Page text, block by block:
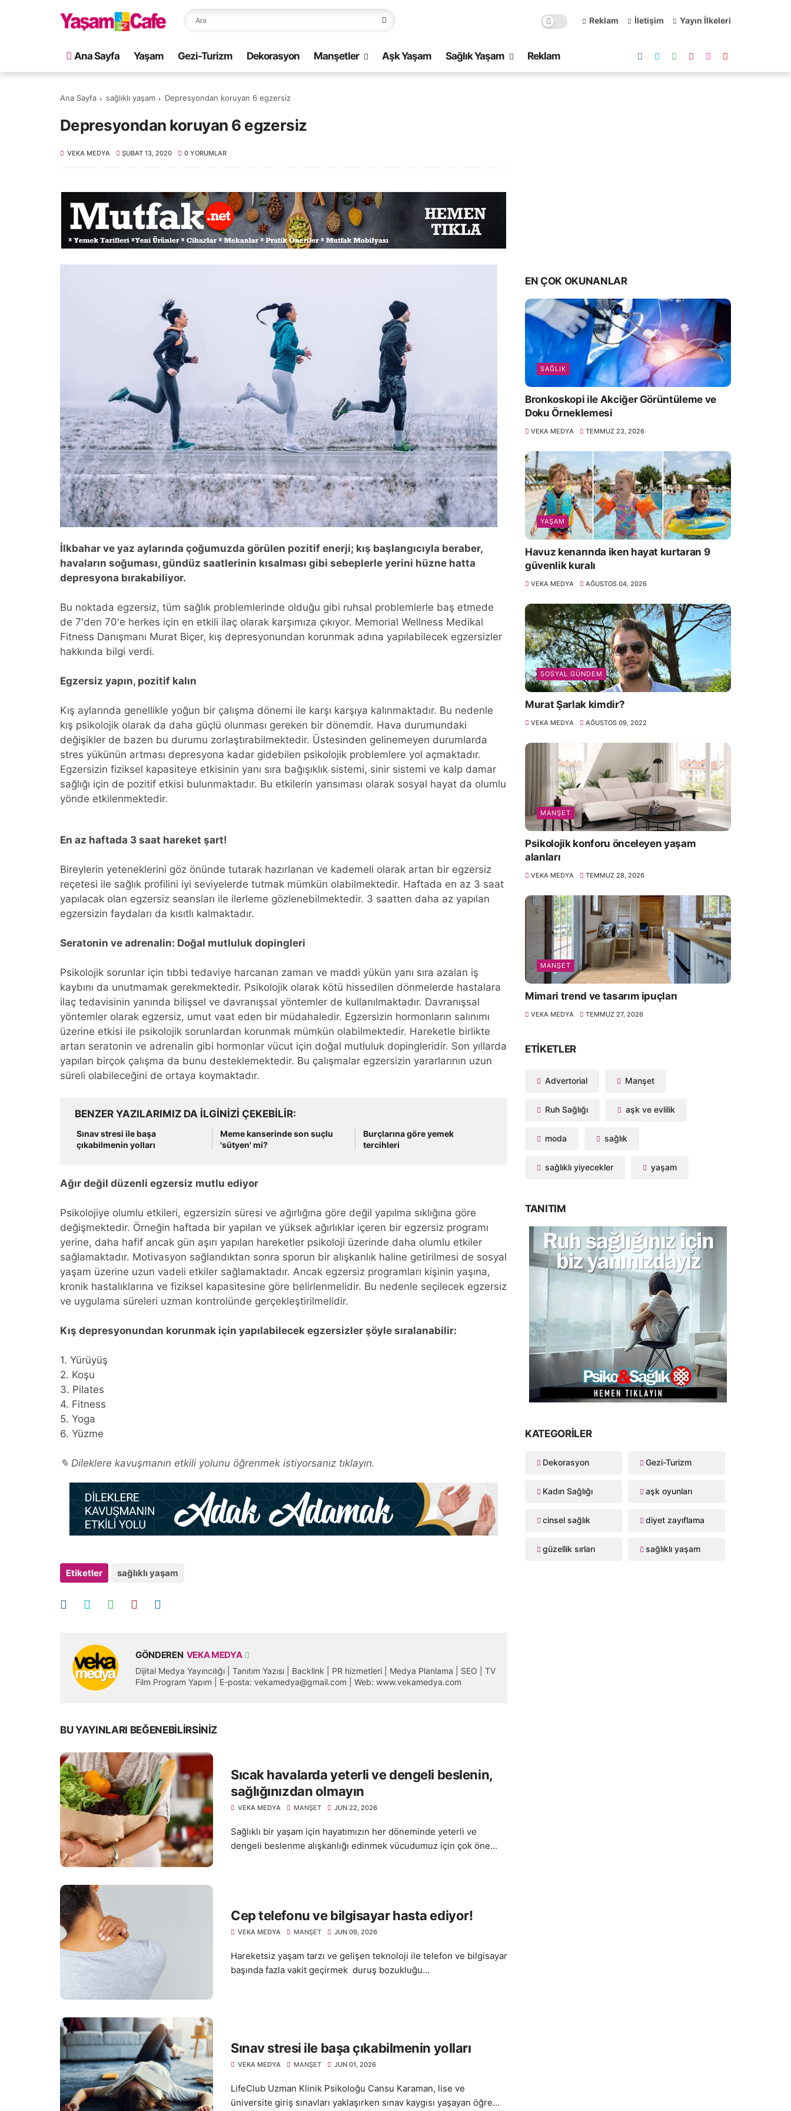
Reklam İletişim Yayın İlkeleri
Ana Sayfa Yaşam Gezi-Turizm Dekorasyon Manşetler Aşk Yaşam Sağlık Yaşam Reklam
Ana Sayfa sağlıklı yaşam Depresyondan koruyan 6 egzersiz
Depresyondan koruyan 6 egzersiz
VEKA MEDYA ŞUBAT 13, 2020 0 YORUMLAR
İlkbahar ve yaz aylarında çoğumuzda görülen pozitif enerji; kış başlangıcıyla beraber,
havaların soğuması, gündüz saatlerinin kısalması gibi sebeplerle yerini hüzne hatta
depresyona bırakabiliyor.
Bu noktada egzersiz, tüm sağlık problemlerinde olduğu gibi ruhsal problemlerle baş etmede
de 7'den 70'e herkes için en etkili ilaç olarak karşımıza çıkıyor. Memorial Wellness Medikal
Fitness Danışmanı Murat Biçer, kış depresyonundan korunmak adına yapılabilecek egzersizler
hakkında bilgi verdi.
Egzersiz yapın, pozitif kalın
Kış aylarında genellikle yoğun bir çalışma dönemi ile karşı karşıya kalınmaktadır. Bu nedenle
kış psikolojik olarak da daha güçlü olunması gereken bir dönemdir. Hava durumundaki
değişikler de bazen bu durumu zorlaştırabilmektedir. Üstesinden gelinemeyen durumlarda
stres yükünün artması depresyona kadar gidebilen psikolojik problemlere yol açmaktadır.
Egzersizin fiziksel kapasiteye etkisinin yanı sıra bağışıklık sistemi, sinir sistemi ve kalp damar
sağlığı için de pozitif etkisi bulunmaktadır. Bu etkilerin yansıması olarak sosyal hayat da olumlu
yönde etkilenmektedir.
En az haftada 3 saat hareket şart!
Bireylerin yeteneklerini göz önünde tutarak hazırlanan ve kademeli olarak artan bir egzersiz
reçetesi ile sağlık profilini iyi seviyelerde tutmak mümkün olabilmektedir. Haftada en az 3 saat
yapılacak olan egzersiz seansları ile ilerleme gözlenebilmektedir. 3 saatten daha az yapılan
egzersizin faydaları da kısıtlı kalmaktadır.
Seratonin ve adrenalin: Doğal mutluluk dopingleri
Psikolojik sorunlar için tıbbi tedaviye harcanan zaman ve maddi yükün yanı sıra azalan iş
kaybını da unutmamak gerekmektedir. Psikolojik olarak kötü hissedilen dönmelerde hastalara
ilaç tedavisinin yanında bilişsel ve davranışsal yöntemler de kullanılmaktadır. Davranışsal
yöntemler olarak egzersiz, umut vaat eden bir müdahaledir. Egzersizin hormonların salınımı
üzerine etkisi ile psikolojik sorunlardan korunmak mümkün olabilmektedir. Hareketle birlikte
artan seratonin ve adrenalin gibi hormonlar vücut için doğal mutluluk dopingleridir. Son yıllarda
yapılan birçok çalışma da bunu desteklemektedir. Bu çalışmalar egzersizin yararlarının uzun
süreli olabileceğini de ortaya koymaktadır.
BENZER YAZILARIMIZ DA ILGINIZI ÇEKEBILIR
Sınav stresi ile başa
çıkabilmenin yolları
Meme kanserinde son suçlu
'sütyen' mi?
Burçlarına göre yemek
tercihleri
Ağır değil düzenli egzersiz mutlu ediyor
Psikolojiye olumlu etkileri, egzersizin süresi ve ağırlığına göre değil yapılma sıklığına göre
değişmektedir. Örneğin haftada bir yapılan ve yüksek ağırlıklar içeren bir egzersiz programı
yerine, daha hafif ancak gün aşırı yapılan hareketler psikoloji üzerinde daha olumlu etkiler
sağlamaktadır. Motivasyon sağlandıktan sonra sporun bir alışkanlık haline getirilmesi de sosyal
yaşam üzerine uzun vadeli etkiler sağlamaktadır. Ancak egzersiz programları kişinin yaşına,
kronik hastalıklarına ve fiziksel kapasitesine göre belirlenmelidir. Bu nedenle seçilecek egzersiz
ve uygulama süreleri uzman kontrolünde gerçekleştirilmelidir.
Kış depresyonundan korunmak için yapılabilecek egzersizler şöyle sıralanabilir:
1. Yürüyüş
2. Koşu
3. Pilates
4. Fitness
5. Yoga
6. Yüzme
✎ Dileklere kavuşmanın etkili yolunu öğrenmek istiyorsanız tıklayın.
Etiketler sağlıklı yaşam
GÖNDEREN VEKA MEDYA
Dijital Medya Yayıncılığı | Tanıtım Yazısı | Backlink | PR hizmetleri | Medya Planlama | SEO | TV
Film Program Yapım | E-posta: vekamedya@gmail.com | Web: www.vekamedya.com
BU YAYINLARI BEĞENEBILIRSINIZ
Sıcak havalarda yeterli ve dengeli beslenin,
sağlığınızdan olmayın
VEKA MEDYA MANŞET JUN 22, 2026
Sağlıklı bir yaşam için hayatımızın her döneminde yeterli ve
dengeli beslenme alışkanlığı edinmek vücudumuz için çok öne...
Cep telefonu ve bilgisayar hasta ediyor!
VEKA MEDYA MANŞET JUN 09, 2026
Hareketsiz yaşam tarzı ve gelişen teknoloji ile telefon ve bilgisayar
başında fazla vakit geçirmek duruş bozukluğu...
Sınav stresi ile başa çıkabilmenin yolları
VEKA MEDYA MANŞET JUN 01, 2026
LifeClub Uzman Klinik Psikoloğu Cansu Karaman, lise ve
üniversite giriş sınavları yaklaşırken sınav kaygısı yaşayan öğre...
EN ÇOK OKUNANLAR
SAĞLIK
Bronkoskopi ile Akciğer Görüntüleme ve
Doku Örneklemesi
VEKA MEDYA TEMMUZ 23, 2026
YAŞAM
Havuz kenarında iken hayat kurtaran 9
güvenlik kuralı
VEKA MEDYA AĞUSTOS 04, 2026
SOSYAL GÜNDEM
Murat Şarlak kimdir?
VEKA MEDYA AĞUSTOS 09, 2022
MANŞET
Psikolojik konforu önceleyen yaşam
alanları
VEKA MEDYA TEMMUZ 28, 2026
MANŞET
Mimari trend ve tasarım ipuçları
VEKA MEDYA TEMMUZ 27, 2026
ETIKETLER
Advertorial Manşet
Ruh Sağlığı aşk ve evlilik
moda sağlık
sağlıklı yiyecekler yaşam
TANITIM
KATEGORILER
Dekorasyon Gezi-Turizm
Kadın Sağlığı aşk oyunları
cinsel sağlık diyet zayıflama
güzellik sırları sağlıklı yaşam